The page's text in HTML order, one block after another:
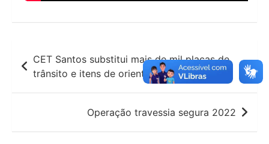
Navegação
de
Post
CET Santos substitui mais de mil placas de
trânsito e itens de orientação na orla
Operação travessia segura 2022